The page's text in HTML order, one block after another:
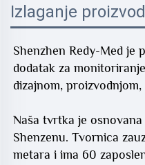
Izlaganje
Shenzhen Redy-Med je
dodatak za
dizajnom,
Naša tvrtka je osnovana
Shenzenu. Tvornica
metara i ima 60